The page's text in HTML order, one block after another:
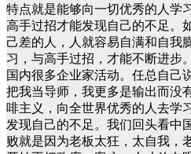
特点就是能够向一切优秀的人学
高手过招才能发现自己的不足。
己差的人，人就容易自满和自我
习，与高手过招，才能不断进步
国内很多企业家活动。任总自己
把我当导师，我更多是输出而没
啡主义，向全世界优秀的人去学
发现自己的不足。我们回头看中
败就是因为老板太狂，太自我，